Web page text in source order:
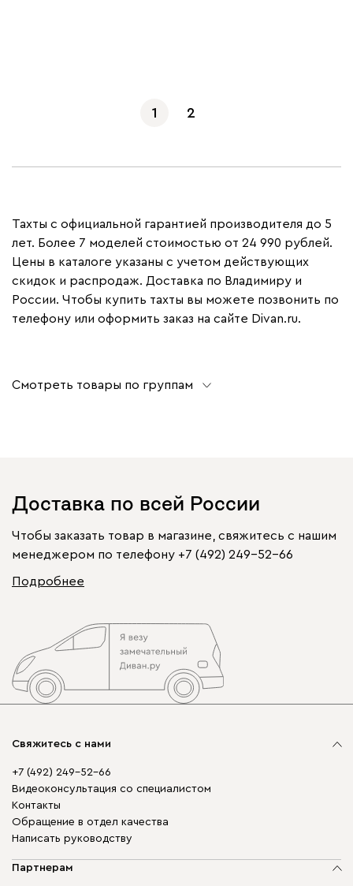
1 2
Тахты с официальной гарантией производителя до 5
лет. Более 7 моделей стоимостью от 24 990 рублей.
Цены в каталоге указаны с учетом действующих
скидок и распродаж. Доставка по Владимиру и
России. Чтобы купить тахты вы можете позвонить по
телефону или оформить заказ на сайте Divan.ru.
Смотреть товары по группам
Доставка по всей России
Чтобы заказать товар в магазине, свяжитесь с нашим
менеджером по телефону +7 (492) 249-52-66
Подробнее
Свяжитесь с нами
+7 (492) 249-52-66
Видеоконсультация со специалистом
Контакты
Обращение в отдел качества
Написать руководству
Партнерам